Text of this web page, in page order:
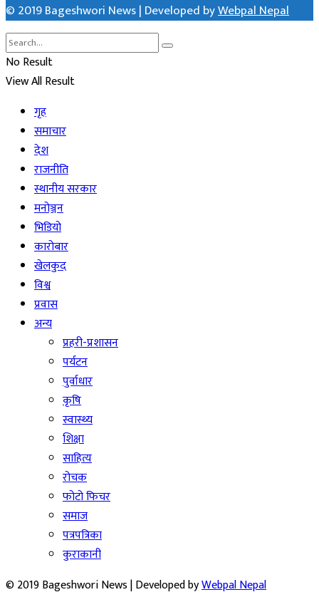
© 2019 Bageshwori News | Developed byWebpal Nepal
No Result
View All Result
गृह
समाचार
देश
राजनीति
स्थानीय सरकार
मनोञ्जन
भिडियो
कारोबार
खेलकुद
विश्व
प्रवास
अन्य
प्रहरी-प्रशासन
पर्यटन
पुर्वाधार
कृषि
स्वास्थ्य
शिक्षा
साहित्य
रोचक
फोटो फिचर
समाज
पत्रपत्रिका
कुराकानी
© 2019 Bageshwori News | Developed byWebpal Nepal